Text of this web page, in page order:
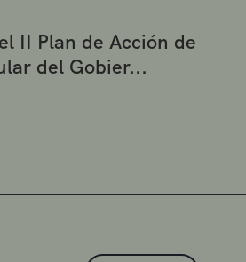
II Plan de Acción de
del Gobier...